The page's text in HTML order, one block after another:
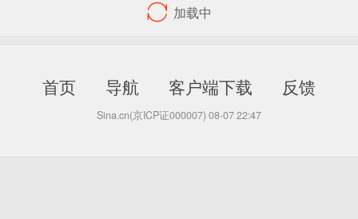
加载中
首页 导航 客户端下载 反馈
Sina.cn(京ICP证000007) 08-07 22:47